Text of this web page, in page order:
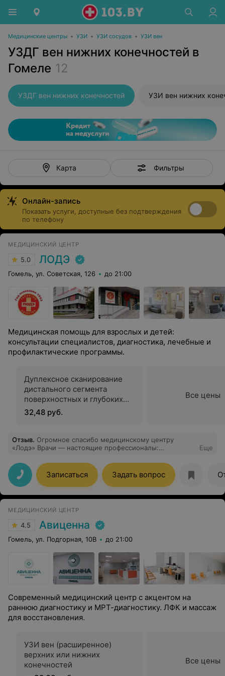
Медицинские центры • УЗИ • УЗИ сосудов • УЗИ вен
УЗДГ вен нижних конечностей в
Гомеле 12
УЗДГ вен нижних конечностей УЗИ вен нижних
Карта Фильтры
Онлайн-запись
Показать услуги, доступные без подтверждения
по телефону
МЕДИЦИНСКИЙ ЦЕНТР
5.0 ЛОДЭ
Гомель, ул. Советская, 126 до 21:00
Медицинская помощь для взрослых и детей:
консультации специалистов, диагностика, лечебные и
профилактические программы.
Дуплексное сканирование
дистального сегмента
поверхностных и глубоких
вен нижних конечностей
32,48 руб.
Все цены
Отзыв. Огромное спасибо медицинскому центру
«Лодэ» Врачи — настоящие профессионалы:
Младший персонал — вежливый и доброжелательный,
создают тёплую, домашнюю атмосферу. Ко мне
отнеслись с заботой и уважением. Очень рекомендую
— здесь действительно лечат, а не просто принимают
Еще
Записаться Задать вопрос
МЕДИЦИНСКИЙ ЦЕНТР
4.5 Авиценна
Гомель, ул. Подгорная, 10В до 21:00
Современный медицинский центр с акцентом на
раннюю диагностику и МРТ-диагностику. ЛФК и массаж
для восстановления.
УЗИ вен (расширенное)
верхних или нижних
конечностей
Все цены